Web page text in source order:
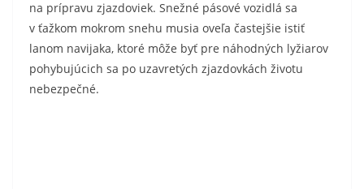
na prípravu zjazdoviek. Snežné pásové vozidlá sa
v ťažkom mokrom snehu musia oveľa častejšie istiť
lanom navijaka, ktoré môže byť pre náhodných lyžiarov
pohybujúcich sa po uzavretých zjazdovkách životu
nebezpečné.